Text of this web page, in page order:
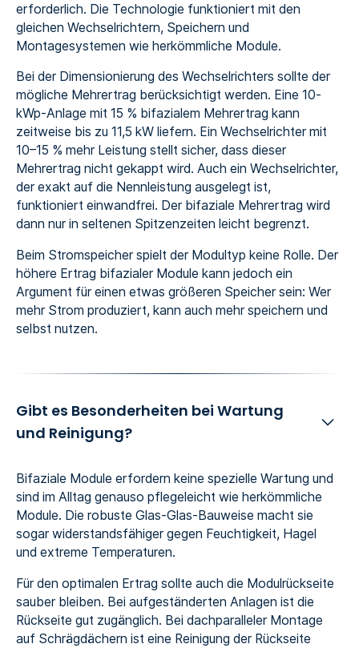
erforderlich. Die Technologie funktioniert mit den
gleichen Wechselrichtern, Speichern und
Montagesystemen wie herkömmliche Module.
Bei der Dimensionierung des Wechselrichters sollte der
mögliche Mehrertrag berücksichtigt werden. Eine 10-
kWp-Anlage mit 15 % bifazialem Mehrertrag kann
zeitweise bis zu 11,5 kW liefern. Ein Wechselrichter mit
10–15 % mehr Leistung stellt sicher, dass dieser
Mehrertrag nicht gekappt wird. Auch ein Wechselrichter,
der exakt auf die Nennleistung ausgelegt ist,
funktioniert einwandfrei. Der bifaziale Mehrertrag wird
dann nur in seltenen Spitzenzeiten leicht begrenzt.
Beim Stromspeicher spielt der Modultyp keine Rolle. Der
höhere Ertrag bifazialer Module kann jedoch ein
Argument für einen etwas größeren Speicher sein: Wer
mehr Strom produziert, kann auch mehr speichern und
selbst nutzen.
Gibt es Besonderheiten bei Wartung
und Reinigung?
Bifaziale Module erfordern keine spezielle Wartung und
sind im Alltag genauso pflegeleicht wie herkömmliche
Module. Die robuste Glas-Glas-Bauweise macht sie
sogar widerstandsfähiger gegen Feuchtigkeit, Hagel
und extreme Temperaturen.
Für den optimalen Ertrag sollte auch die Modulrückseite
sauber bleiben. Bei aufgeständerten Anlagen ist die
Rückseite gut zugänglich. Bei dachparalleler Montage
auf Schrägdächern ist eine Reinigung der Rückseite